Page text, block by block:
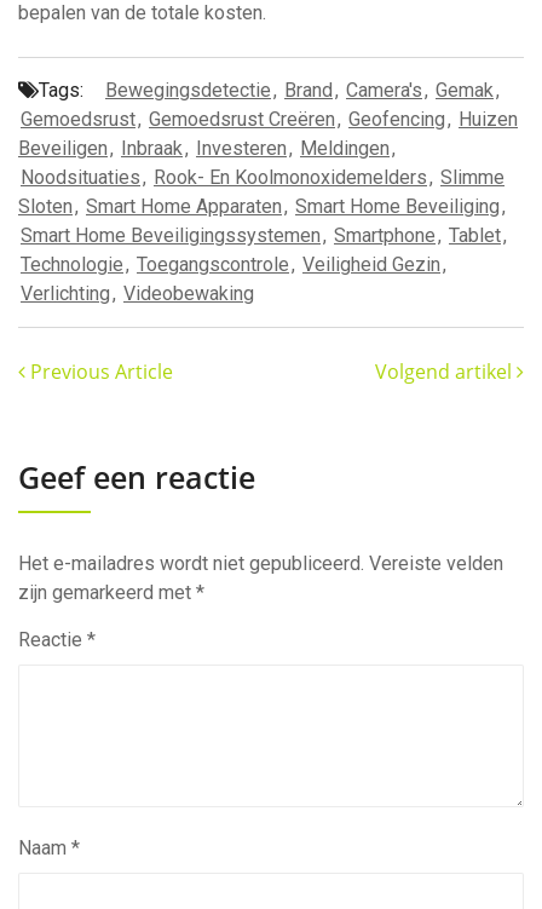
bepalen van de totale kosten.
Tags: Bewegingsdetectie, Brand, Camera's, Gemak,
Gemoedsrust, Gemoedsrust Creëren, Geofencing, Huizen
Beveiligen, Inbraak, Investeren, Meldingen,
Noodsituaties, Rook- En Koolmonoxidemelders, Slimme
Sloten, Smart Home Apparaten, Smart Home Beveiliging,
Smart Home Beveiligingssystemen, Smartphone, Tablet,
Technologie, Toegangscontrole, Veiligheid Gezin,
Verlichting, Videobewaking
Previous Article Volgend artikel
Geef een reactie
Het e-mailadres wordt niet gepubliceerd. Vereiste velden
zijn gemarkeerd met *
Reactie *
Naam *